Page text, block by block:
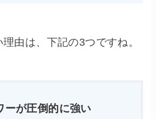
由は、下記の3つですね。
ーが圧倒的に強い